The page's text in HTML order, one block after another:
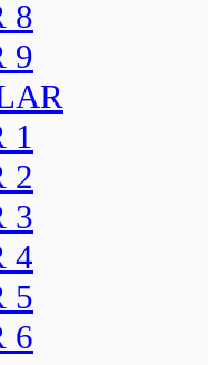
8
9
1
2
3
4
5
6